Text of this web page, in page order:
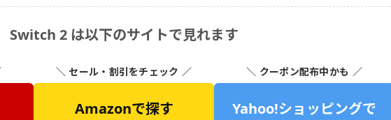
Switch 2 は以下のサイトで見れます
＼ セール・割引をチェック ／
Amazonで探す
＼ クーポン配布中かも ／
Yahoo!ショッピングで